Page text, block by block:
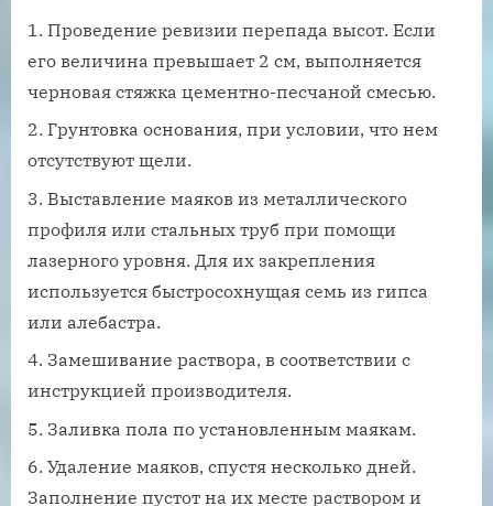
Проведение ревизии перепада высот. Если
его величина превышает 2 см, выполняется
черновая стяжка цементно-песчаной смесью.
Грунтовка основания, при условии, что нем
отсутствуют щели.
Выставление маяков из металлического
профиля или стальных труб при помощи
лазерного уровня. Для их закрепления
используется быстросохнущая семь из гипса
или алебастра.
Замешивание раствора, в соответствии с
инструкцией производителя.
Заливка пола по установленным маякам.
Удаление маяков, спустя несколько дней.
Заполнение пустот на их месте раствором и